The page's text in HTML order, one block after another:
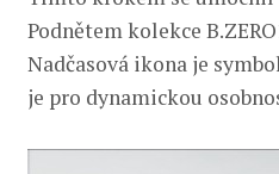
Podnětem kolekce
Nadčasová ikona je
je pro dynamickou